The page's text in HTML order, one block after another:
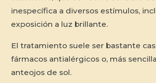
inespecífica a diversos estímulos,
exposición a luz brillante.
El tratamiento suele ser bastante
fármacos antialérgicos o, más
anteojos de sol.